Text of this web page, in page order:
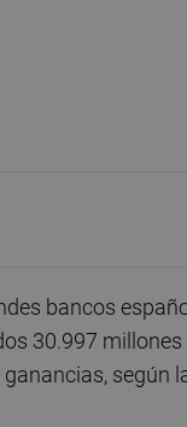
bancos
30.997
según